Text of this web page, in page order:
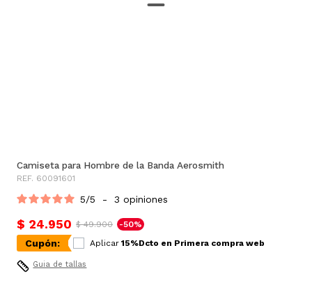
Camiseta para Hombre de la Banda Aerosmith
REF. 60091601
5/5 - 3 opiniones
$ 24.950 $ 49.900 -50%
Cupón: Aplicar 15%Dcto en Primera compra web
Guia de tallas